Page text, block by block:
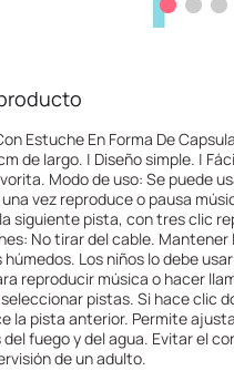
Estuche En Forma De
de largo. | Diseño simple. |
Modo de uso: Se puede
vez reproduce o pausa
siguiente pista, con tres clic
No tirar del cable.
Los niños lo debe
reproducir música o hacer
pistas. Si hace clic
la pista anterior. Permite
fuego y del agua. Evitar el
de un adulto.